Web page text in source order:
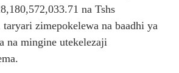
na Tshs
taryari zimepokelewa na baadhi ya
na mingine utekelezaji